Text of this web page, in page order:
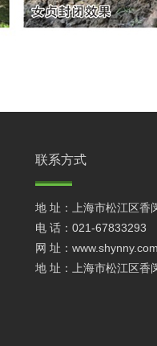
联系方式
地 址：上海市松江区香
电 话：021-67833293
网 址：www.shynny.com
地 址：上海市松江区香